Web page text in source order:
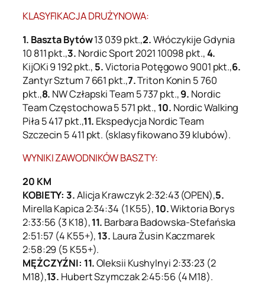
KLASYFIKACJA DRUŻYNOWA:
1. Baszta Bytów13 039 pkt.,2.Włóczykije Gdynia
10 811 pkt.,3. Nordic Sport 2021 10098 pkt.,4.
KijOKi 9 192 pkt., 5.Victoria Potęgowo 9001 pkt.,6.
Zantyr Sztum 7 661 pkt.,7.Triton Konin 5 760
pkt.,8. NW Człapski Team 5 737 pkt.,9. Nordic
Team Częstochowa 5 571 pkt., 10. Nordic Walking
Piła 5 417 pkt.,11. Ekspedycja Nordic Team
Szczecin 5 411 pkt. (sklasyfikowano 39 klubów).
WYNIKI ZAWODNIKÓW BASZTY:
20 KM
KOBIETY: 3.Alicja Krawczyk 2:32:43 (OPEN),5.
Mirella Kapica 2:34:34 (1 K55), 10.Wiktoria Borys
2:33:56 (3 K18),11. Barbara Badowska-Stefańska
2:51:57 (4 K55+), 13. Laura Żusin Kaczmarek
2:58:29 (5 K55+).
MĘŻCZYŹNI: 11.Oleksii Kushylnyi 2:33:23 (2
M18),13. Hubert Szymczak 2:45:56 (4 M18).